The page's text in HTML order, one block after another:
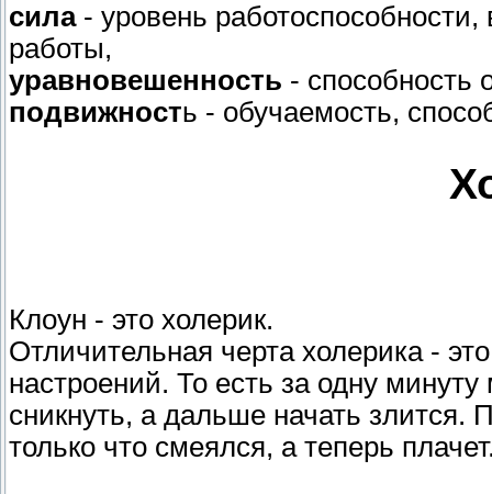
сила- уровень
работы,
уравновешенность - способность
подвижность - обучаемость,
Клоун - это холерик.
Отличительная черта холерика -
настроений. То есть за одну
сникнуть, а дальше начать злится.
только что смеялся, а теперь